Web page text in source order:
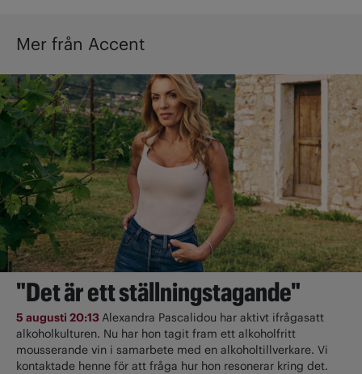
Mer från Accent
"Det är ett ställningstagande"
5 augusti 20:13Alexandra Pascalidou har aktivt ifrågasatt
alkoholkulturen. Nu har hon tagit fram ett alkoholfritt
mousserande vin i samarbete med en alkoholtillverkare. Vi
kontaktade henne för att fråga hur hon resonerar kring det.